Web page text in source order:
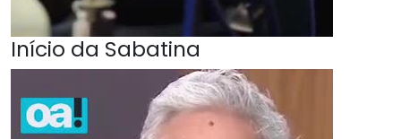
Início da Sabatina